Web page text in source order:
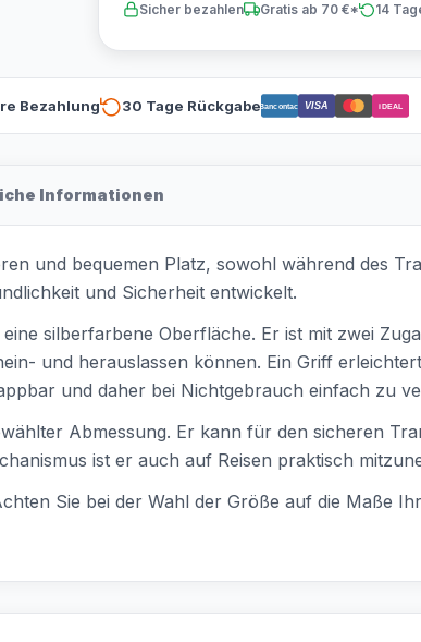
Sicher bezahlen Gratis ab 70 €* 14
Bezahlung 30 Tage RückgabeBancontact VISA iDEAL
Informationen
und bequemen Platz, sowohl während des
und Sicherheit entwickelt.
silberfarbene Oberfläche. Er ist mit zwei
und herauslassen können. Ein Griff
und daher bei Nichtgebrauch einfach zu
Abmessung. Er kann für den sicheren
ist er auch auf Reisen praktisch
Sie bei der Wahl der Größe auf die Maße